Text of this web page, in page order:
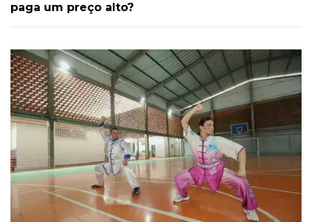
paga um preço alto?